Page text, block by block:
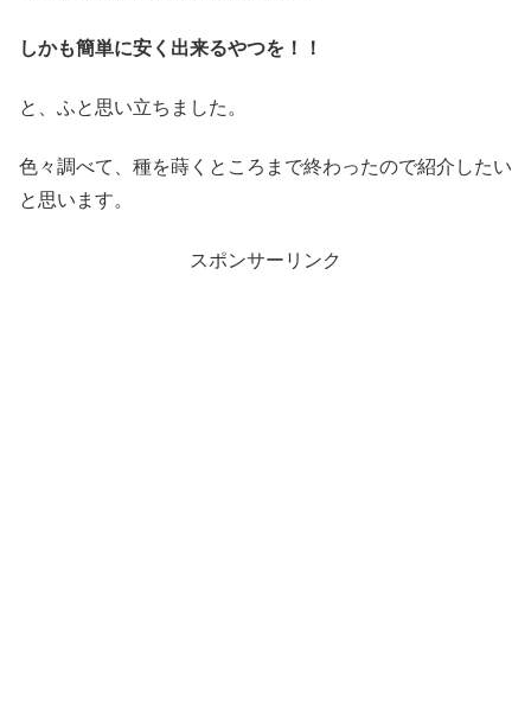
しかも簡単に安く出来るやつを！！
と、ふと思い立ちました。
色々調べて、種を蒔くところまで終わったので紹介したい
と思います。
スポンサーリンク